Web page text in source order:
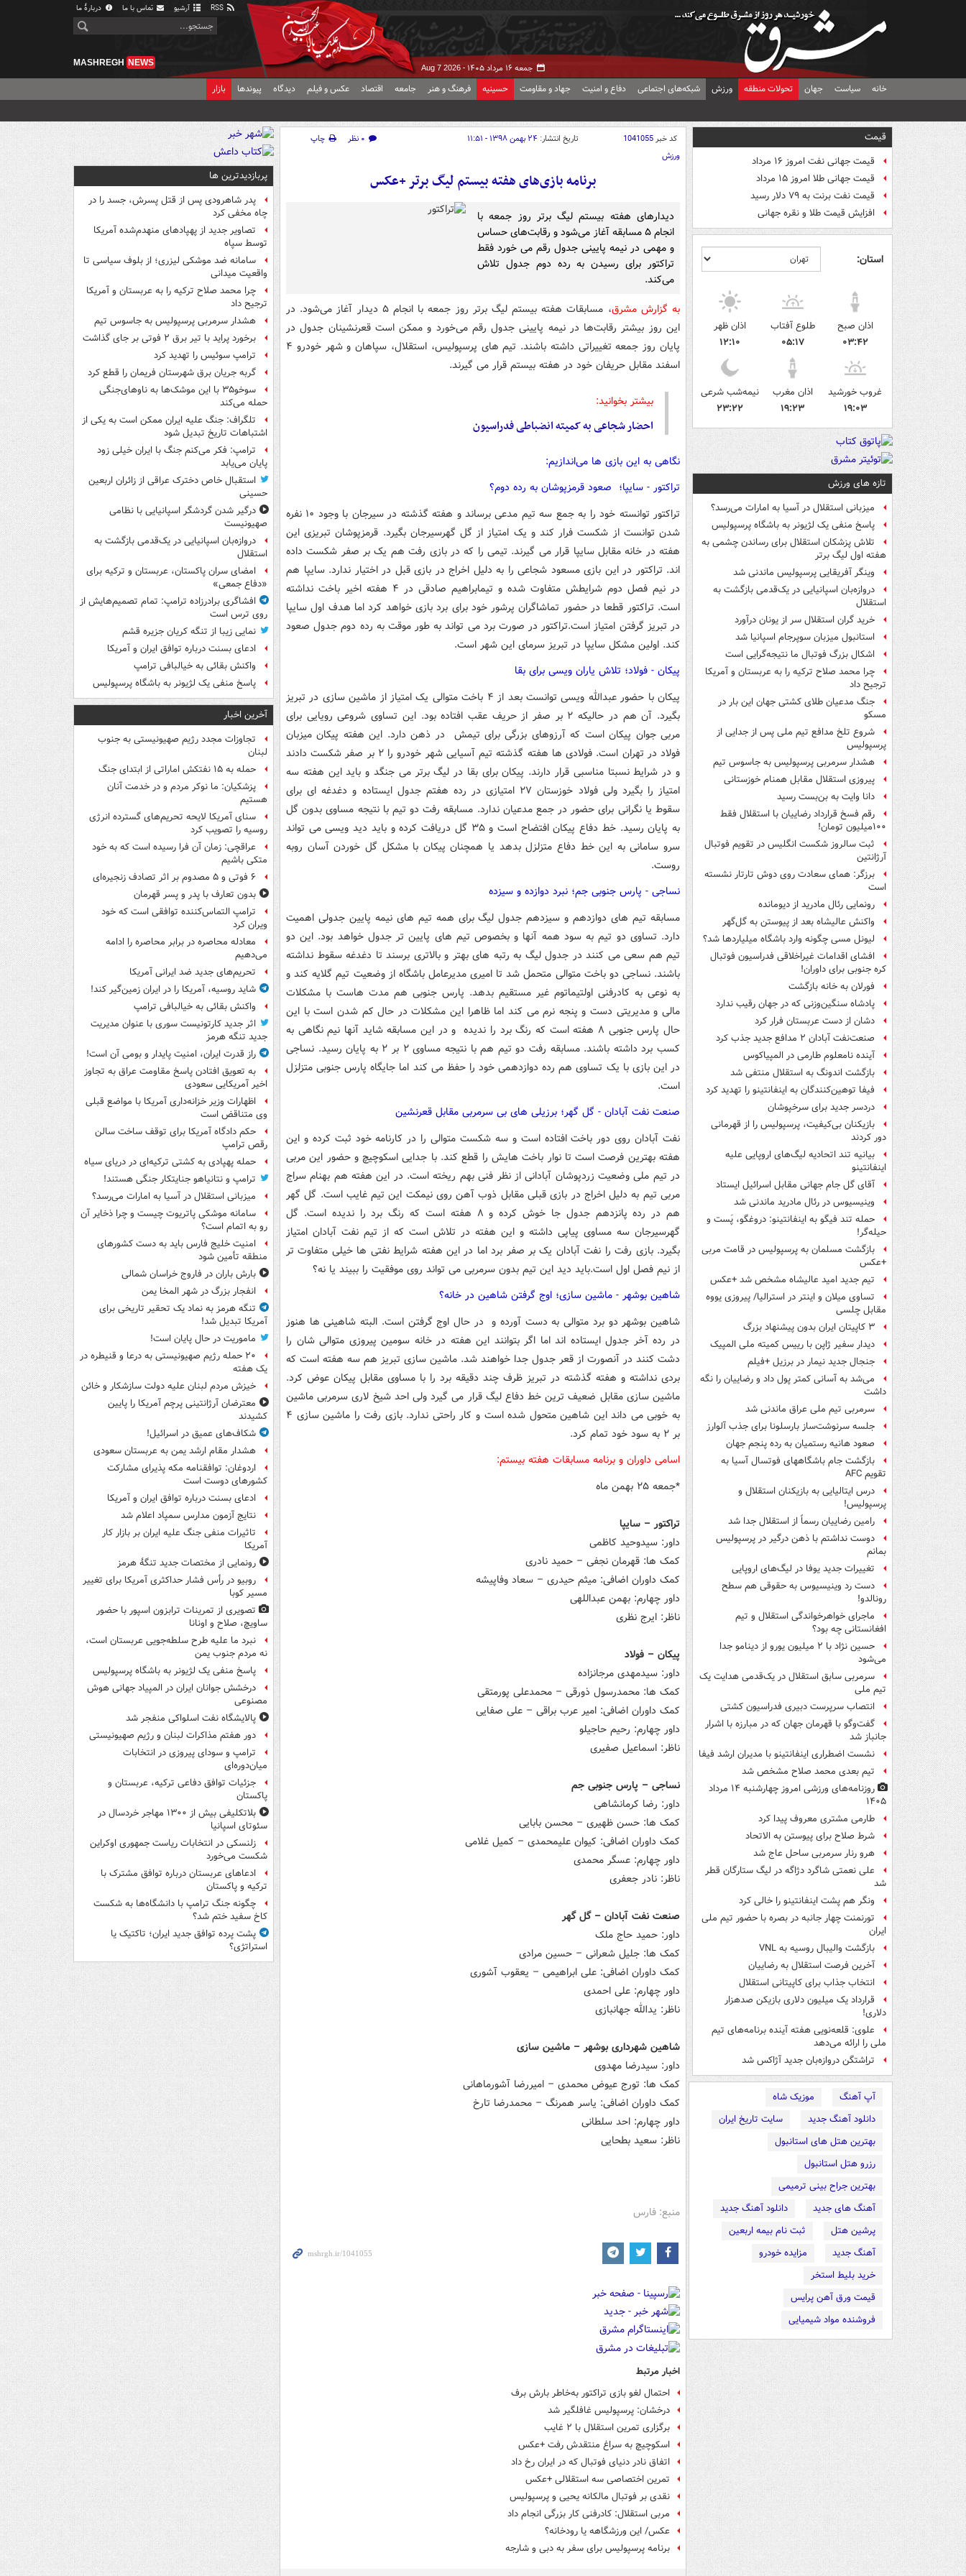
آرشیو تماس با ما دربارهٔ ما
جمعه ۱۶ مرداد ۱۴۰۵ - Aug 7 2026
MASHREGH NEWS
خانه سیاست جهان تحولات منطقه ورزش شبکه‌های اجتماعی دفاع و امنیت جهاد و مقاومت حسینیه فرهنگ و هنر جامعه اقتصاد عکس و فیلم دیدگاه پیوندها بازار
قیمت
قیمت جهانی نفت امروز ۱۶ مرداد
قیمت جهانی طلا امروز ۱۵ مرداد
قیمت نفت برنت به ۷۹ دلار رسید
افزایش قیمت طلا و نقره جهانی
استان:
اذان صبح
۰۳:۴۲
طلوع آفتاب
۰۵:۱۷
اذان ظهر
۱۲:۱۰
غروب خورشید
۱۹:۰۳
اذان مغرب
۱۹:۲۳
نیمه‌شب شرعی
۲۳:۲۲
تازه های ورزش
میزبانی استقلال در آسیا به امارات می‌رسد؟
پاسخ منفی یک لژیونر به باشگاه پرسپولیس
تلاش پزشکان استقلال برای رساندن چشمی به
هفته اول لیگ برتر
وینگر آفریقایی پرسپولیس ماندنی شد
دروازه‌بان اسپانیایی در یک‌قدمی بازگشت به
استقلال
خرید گران استقلال سر از یونان درآورد
استانبول میزبان سوپرجام اسپانیا شد
اشکال بزرگ فوتبال ما نتیجه‌گرایی است
چرا محمد صلاح ترکیه را به عربستان و آمریکا
ترجیح داد
جنگ مدعیان طلای کشتی جهان این بار در
مسکو
شروع تلخ مدافع تیم ملی پس از جدایی از
پرسپولیس
هشدار سرمربی پرسپولیس به جاسوس تیم
پیروزی استقلال مقابل همنام خوزستانی
دانا وایت به بن‌بست رسید
رقم فسخ قرارداد رضاییان با استقلال فقط
۱۰۰میلیون تومان!
ثبت سالروز شکست انگلیس در تقویم فوتبال
آرژانتین
برزگر: همای سعادت روی دوش تارتار نشسته
است
رونمایی رئال مادرید از دیومانده
واکنش عالیشاه بعد از پیوستن به گل‌گهر
لیونل مسی چگونه وارد باشگاه میلیاردها شد؟
افشای اقدامات غیراخلاقی فدراسیون فوتبال
کره جنوبی برای داوران!
فورلان به خانه بازگشت
پادشاه سنگین‌وزنی که در جهان رقیب ندارد
دشان از دست عربستان فرار کرد
صنعت‌نفت آبادان ۲ مدافع جدید جذب کرد
آینده نامعلوم طارمی در المپیاکوس
بازگشت اندونگ به استقلال منتفی شد
فیفا توهین‌کنندگان به اینفانتینو را تهدید کرد
دردسر جدید برای سرخپوشان
بازیکنان بی‌کیفیت، پرسپولیس را از قهرمانی
دور کردند
بیانیه تند اتحادیه لیگ‌های اروپایی علیه
اینفانتینو
آقای گل جام جهانی مقابل اسرائیل ایستاد
وینیسیوس در رئال مادرید ماندنی شد
حمله تند فیگو به اینفانتینو: دروغگو، پَست‌ و
حیله‌گر!
بازگشت مسلمان به پرسپولیس در قامت مربی
+عکس
تیم جدید امید عالیشاه مشخص شد +عکس
تساوی میلان و اینتر در استرالیا/ پیروزی یووه
مقابل چلسی
۳ کاپیتان ایران بدون پیشنهاد بزرگ
دیدار سفیر ژاپن با رییس کمیته ملی المپیک
جنجال جدید نیمار در برزیل +فیلم
می‌شد به آسانی کمتر پول داد و رضاییان را نگه
داشت
سرمربی تیم ملی عراق ماندنی شد
جلسه سرنوشت‌ساز بارسلونا برای جذب آلوارز
صعود هانیه رستمیان به رده پنجم جهان
بازگشت جام باشگاههای فوتسال آسیا به
تقویم AFC
درس ایتالیایی‌ به بازیکنان استقلال و
پرسپولیس!
رامین رضاییان رسماً از استقلال جدا شد
دوست نداشتم با ذهن درگیر در پرسپولیس
بمانم
تغییرات جدید یوفا در لیگ‌های اروپایی
دست رد وینیسیوس به حقوقی هم سطح
رونالدو!
ماجرای خواهرخواندگی استقلال و تیم
افغانستانی چه بود؟
حسین نژاد با ۲ میلیون یورو از دینامو جدا
می‌شود
سرمربی سابق استقلال در یک‌قدمی هدایت یک
تیم ملی
انتصاب سرپرست دبیری فدراسیون کشتی
گفت‌وگو با قهرمان جهان که در مبارزه با اشرار
جانباز شد
نشست اضطراری اینفانتینو با مدیران ارشد فیفا
تیم بعدی محمد صلاح مشخص شد
روزنامه‌های ورزشی امروز چهارشنبه ۱۴ مرداد
۱۴۰۵
طارمی مشتری معروف پیدا کرد
شرط صلاح برای پیوستن به الاتحاد
هرو رنار سرمربی ساحل عاج شد
علی نعمتی شاگرد دژاگه در لیگ ستارگان قطر
شد
ونگر هم پشت اینفانتینو را خالی کرد
تورنمنت چهار جانبه در بصره با حضور تیم ملی
ایران
بازگشت والیبال روسیه به VNL
آخرین فرصت استقلال به رضاییان
انتخاب جذاب برای کاپیتانی استقلال
قرارداد یک میلیون دلاری بازیکن صدهزار
دلاری!
علوی: قلعه‌نویی هفته آینده برنامه‌های تیم
ملی را ارائه می‌دهد
تراِشتگن دروازه‌بان جدید آژاکس شد
آپ آهنگ
موزیک شاه
دانلود آهنگ جدید
سایت تاریخ ایران
بهترین هتل های استانبول
رزرو هتل استانبول
بهترین جراح بینی ترمیمی
آهنگ های جدید
دانلود آهنگ جدید
پرشین هتل
ثبت نام بیمه اربعین
آهنگ جدید
مزایده خودرو
خرید بلیط استخر
قیمت ورق آهن پرایس
فروشنده مواد شیمیایی
کد خبر1041055 تاریخ انتشار: ۲۴ بهمن ۱۳۹۸ - ۱۱:۵۱ ۰ نظر
چاپ
ورزش
برنامه بازی‌های هفته بیستم لیگ برتر +عکس
دیدارهای هفته بیستم لیگ برتر روز جمعه با
انجام ۵ مسابقه آغاز می‌شود و رقابت‌های حساس
و مهمی در نیمه پایینی جدول رقم می خورد فقط
تراکتور برای رسیدن به رده دوم جدول تلاش
می‌کند.
به گزارش مشرق
، مسابقات هفته بیستم لیگ برتر روز جمعه با انجام ۵ دیدار آغاز می‌شود. در
این روز بیشتر رقابت‌ها در نیمه پایینی جدول رقم می‌خورد و ممکن است قعرنشینان جدول در
پایان روز جمعه تغییراتی داشته باشند. تیم های پرسپولیس، استقلال، سپاهان و شهر خودرو ۴
اسفند مقابل حریفان خود در هفته بیستم قرار می گیرند.
بیشتر بخوانید:
احضار شجاعی به کمیته انضباطی فدراسیون
نگاهی به این بازی ها می‌اندازیم:
تراکتور - سایپا؛ صعود قرمزپوشان به رده دوم؟
تراکتور توانسته خود را به جمع سه تیم مدعی برساند و هفته گذشته در سیرجان با وجود ۱۰ نفره
شدن توانست از شکست فرار کند و یک امتیاز از گل گهرسیرجان بگیرد. قرمزپوشان تبریزی این
هفته در خانه مقابل سایپا قرار می گیرند. تیمی را که در بازی رفت هم یک بر صفر شکست داده
اند. تراکتور در این بازی مسعود شجاعی را به دلیل اخراج در بازی قبل در اختیار ندارد. سایپا هم
در نیم فصل دوم شرایطش متفاوت شده و تیمابراهیم صادقی در ۴ هفته اخیر باخت نداشته
است. تراکتور قطعا در حضور تماشاگران پرشور خود برای برد بازی خواهد کرد اما هدف اول سایپا
در تبریز گرفتن امتیاز است.تراکتور در صورت برد می تواند به طور موقت به رده دوم جدول صعود
کند. اولین مشکل سایپا در تبریز سرمای این شهر است.
پیکان - فولاد؛ تلاش یاران ویسی برای بقا
پیکان با حضور عبدالله ویسی توانست بعد از ۴ باخت متوالی یک امتیاز از ماشین سازی در تبریز
بگیرد. آن هم در حالیکه ۲ بر صفر از حریف عقب افتاده بود. این تساوی شروعی رویایی برای
مربی جوان پیکان است که آرزوهای بزرگی برای تیمش در ذهن دارد. این هفته پیکان میزبان
فولاد در تهران است. فولادی ها هفته گذشته تیم آسیایی شهر خودرو را ۲ بر صفر شکست دادند
و در شرایط نسبتا مناسبی قرار دارند. پیکان برای بقا در لیگ برتر می جنگد و باید این هفته سه
امتیاز را بگیرد ولی فولاد خوزستان ۲۷ امتیازی در رده هفتم جدول ایستاده و دغدغه ای برای
سقوط یا نگرانی برای حضور در جمع مدعیان ندارد. مسابقه رفت دو تیم با نتیجه مساوی بدون گل
به پایان رسید. خط دفاع پیکان افتضاح است و ۳۵ گل دریافت کرده و باید دید ویسی می تواند
سرو سامانی به این خط دفاع متزلزل بدهد یا همچنان پیکان با مشکل گل خوردن آسان روبه
روست.
نساجی - پارس جنوبی جم؛ نبرد دوازده و سیزده
مسابقه تیم های دوازدهم و سیزدهم جدول لیگ برای همه تیم های نیمه پایین جدولی اهمیت
دارد. تساوی دو تیم به سود همه آنها و بخصوص تیم های پایین تر جدول خواهد بود. این دو
تیم هم سعی می کنند در جدول لیگ به رتبه های بهتر و بالاتری برسند تا دغدغه سقوط نداشته
باشند. نساجی دو باخت متوالی متحمل شد تا امیری مدیرعامل باشگاه از وضعیت تیم گلایه کند و
به نوعی به کادرفنی اولتیماتوم غیر مستقیم بدهد. پارس جنوبی هم مدت هاست با مشکلات
مالی و مدیریتی دست و پنجه نرم می کند اما ظاهرا این مشکلات در حال کم شدن است با این
حال پارس جنوبی ۸ هفته است که رنگ برد را ندیده و در این مسابقه شاید آنها نیم نگاهی به
کسب برد داشته باشند. مسابقه رفت دو تیم هم با نتیجه مساوی ۲ بر ۲ به پایان رسید. نساجی
در این بازی با یک تساوی هم رده دوازدهمی خود را حفظ می کند اما جایگاه پارس جنوبی متزلزل
است.
صنعت نفت آبادان - گل گهر؛ برزیلی های بی سرمربی مقابل قعرنشین
نفت آبادان روی دور باخت افتاده است و سه شکست متوالی را در کارنامه خود ثبت کرده و این
هفته بهترین فرصت است تا نوار باخت هایش را قطع کند. با جدایی اسکوچیچ و حضور این مربی
در تیم ملی وضعیت زردپوشان آبادانی از نظر فنی بهم ریخته است. در این هفته هم بهنام سراج
مربی تیم به دلیل اخراج در بازی قبلی مقابل ذوب آهن روی نیمکت این تیم غایب است. گل گهر
هم در رده پانزدهم جدول جا خوش کرده و ۸ هفته است که رنگ برد را ندیده است. گل
گهرسیرجان سه مساوی پیاپی داشته و این هفته در تلاش است که از تیم نفت آبادان امتیاز
بگیرد. بازی رفت را نفت آبادان یک بر صفر برد اما در این هفته شرایط نفتی ها خیلی متفاوت تر
از نیم فصل اول است.باید دید این تیم بدون سرمربی می تواند روی موفقیت را ببیند یا نه؟
شاهین بوشهر - ماشین سازی؛ اوج گرفتن شاهین در خانه؟
شاهین بوشهر دو برد متوالی به دست آورده و در حال اوج گرفتن است. البته شاهینی ها هنوز
در رده آخر جدول ایستاده اند اما اگر بتوانند این هفته در خانه سومین پیروزی متوالی شان را
دشت کنند در آنصورت از قعر جدول جدا خواهند شد. ماشین سازی تبریز هم سه هفته است که
بردی نداشته و هفته گذشته در تبریز ظرف چند دقیقه برد را با مساوی مقابل پیکان عوض کرد.
ماشین سازی مقابل ضعیف ترین خط دفاع لیگ قرار می گیرد ولی احد شیخ لاری سرمربی ماشین
به خوبی می داند این شاهین متحول شده است و کار راحتی ندارد. بازی رفت را ماشین سازی ۴
بر ۲ به سود خود تمام کرد.
اسامی داوران و برنامه مسابقات هفته بیستم:
*جمعه ۲۵ بهمن ماه
تراکتور – سایپا
داور: سیدوحید کاظمی
کمک ها: قهرمان نجفی – حمید نادری
کمک داوران اضافی: میثم حیدری – سعاد وفاپیشه
داور چهارم: بهمن عبداللهی
ناظر: ایرج نظری
پیکان – فولاد
داور: سیدمهدی مرجانزاده
کمک ها: محمدرسول ذورقی – محمدعلی پورمتقی
کمک داوران اضافی: امیر عرب براقی – علی صفایی
داور چهارم: رحیم حاجیلو
ناظر: اسماعیل صفیری
نساجی – پارس جنوبی جم
داور: رضا کرمانشاهی
کمک ها: حسن ظهیری – محسن بابایی
کمک داوران اضافی: کیوان علیمحمدی – کمیل غلامی
داور چهارم: عسگر محمدی
ناظر: نادر جعفری
صنعت نفت آبادان – گل گهر
داور: حمید حاج ملک
کمک ها: جلیل شعرانی – حسین مرادی
کمک داوران اضافی: علی ابراهیمی – یعقوب آشوری
داور چهارم: علی احمدی
ناظر: یدالله جهانبازی
شاهین شهرداری بوشهر – ماشین سازی
داور: سیدرضا مهدوی
کمک ها: تورج عیوض محمدی – امیررضا آشورماهانی
کمک داوران اضافی: یاسر همرنگ – محمدرضا تارخ
داور چهارم: احد سلطانی
ناظر: سعید بطحایی
منبع: فارس
اخبار مرتبط
احتمال لغو بازی تراکتور به‌خاطر بارش برف
درخشان: پرسپولیس غافلگیر شد
برگزاری تمرین استقلال با ۲ غایب
اسکوچیچ به سراغ منتقدش رفت +عکس
اتفاق نادر دنیای فوتبال که در ایران رخ داد
تمرین اختصاصی سه استقلالی +عکس
نقدی بر فوتبال مالکانه یحیی و پرسپولیس
مربی استقلال: کادرفنی کار بزرگی انجام داد
عکس/ این ورزشگاهه یا رودخانه؟
برنامه پرسپولیس برای سفر به دبی و شارجه
پربازدیدترین ها
پدر شاهرودی پس از قتل پسرش، جسد را در
چاه مخفی کرد
تصاویر جدید از پهپادهای منهدم‌شده آمریکا
توسط سپاه
سامانه ضد موشکی لیزری؛ از بلوف سیاسی تا
واقعیت میدانی
چرا محمد صلاح ترکیه را به عربستان و آمریکا
ترجیح داد
هشدار سرمربی پرسپولیس به جاسوس تیم
برخورد پراید با تیر برق ۲ فوتی بر جای گذاشت
ترامپ سوئیس را تهدید کرد
گربه جریان برق شهرستان فریمان را قطع کرد
سوخو۳۵ با این موشک‌ها به ناوهای‌جنگی
حمله می‌کند
تلگراف: جنگ علیه ایران ممکن است به یکی از
اشتباهات تاریخ تبدیل شود
ترامپ: فکر می‌کنم جنگ با ایران خیلی زود
پایان می‌یابد
استقبال خاص دخترک عراقی از زائران اربعین
حسینی
درگیر شدن گردشگر اسپانیایی با نظامی
صهیونیست
دروازه‌بان اسپانیایی در یک‌قدمی بازگشت به
استقلال
امضای سران پاکستان، عربستان و ترکیه برای
«دفاع جمعی»
افشاگری برادرزاده ترامپ: تمام تصمیم‌هایش از
روی ترس است
نمایی زیبا از تنگه کریان جزیره قشم
ادعای بسنت درباره توافق ایران و آمریکا
واکنش بقائی به خیالبافی ترامپ
پاسخ منفی یک لژیونر به باشگاه پرسپولیس
آخرین اخبار
تجاوزات مجدد رژیم صهیونیستی به جنوب
لبنان
حمله به ۱۵ نفتکش‌ اماراتی از ابتدای جنگ
پزشکیان: ما نوکر مردم و در خدمت آنان
هستیم
سنای آمریکا لایحه تحریم‌های گسترده انرژی
روسیه را تصویب کرد
عراقچی: زمان آن فرا رسیده است که به خود
متکی باشیم
۶ فوتی و ۵ مصدوم بر اثر تصادف زنجیره‌ای
بدون تعارف با پدر و پسر قهرمان
ترامپ التماس‌کننده توافقی است که خود
ویران کرد
معادله محاصره در برابر محاصره را ادامه
می‌دهیم
تحریم‌های جدید ضد ایرانی آمریکا
شاید روسیه، آمریکا را در ایران زمین‌گیر کند!
واکنش بقائی به خیالبافی ترامپ
اثر جدید کارتونیست سوری با عنوان مدیریت
جدید تنگه هرمز
راز قدرت ایران، امنیت پایدار و بومی آن است!
به تعویق افتادن پاسخ مقاومت عراق به تجاوز
اخیر آمریکایی سعودی
اظهارات وزیر خزانه‌داری آمریکا با مواضع قبلی
وی متناقض است
حکم دادگاه آمریکا برای توقف ساخت سالن
رقص ترامپ
حمله پهپادی به کشتی ترکیه‌ای در دریای سیاه
ترامپ و نتانیاهو جنایتکار جنگی هستند!
میزبانی استقلال در آسیا به امارات می‌رسد؟
سامانه موشکی پاتریوت چیست و چرا ذخایر آن
رو به اتمام است؟
امنیت خلیج فارس باید به دست کشورهای
منطقه تأمین شود
بارش باران در فاروج خراسان شمالی
انفجار بزرگ در شهر المخا یمن
تنگه هرمز به نماد یک تحقیر تاریخی برای
آمریکا تبدیل شد!
ماموریت در حال پایان است!
۲۰ حمله رژیم صهیونیستی به درعا و قنیطره در
یک هفته
خیزش مردم لبنان علیه دولت سازشکار و خائن
معترضان آرژانتینی پرچم آمریکا را پایین
کشیدند
شکاف‌های عمیق در اسرائیل!
هشدار مقام ارشد یمن به عربستان سعودی
اردوغان: توافقنامه مکه پذیرای مشارکت
کشورهای دوست است
ادعای بسنت درباره توافق ایران و آمریکا
نتایج آزمون مدارس سمپاد اعلام شد
تاثیرات منفی جنگ علیه ایران بر بازار کار
آمریکا
رونمایی از مختصات جدید تنگۀ هرمز
روبیو در رأس فشار حداکثری آمریکا برای تغییر
مسیر کوبا
تصویری از تمرینات ترابزون اسپور با حضور
ساویچ، صلاح و اونانا
نبرد ما علیه طرح سلطه‌جویی عربستان است،
نه مردم جنوب یمن
پاسخ منفی یک لژیونر به باشگاه پرسپولیس
درخشش جوانان ایران در المپیاد جهانی هوش
مصنوعی
پالایشگاه نفت اسلواکی منفجر شد
دور هفتم مذاکرات لبنان و رژیم صهیونیستی
ترامپ و سودای پیروزی در انتخابات
میان‌دوره‌ای
جزئیات توافق دفاعی ترکیه، عربستان و
پاکستان
بلاتکلیفی بیش از ۱۳۰۰ مهاجر خردسال در
سئوتای اسپانیا
زلنسکی در انتخابات ریاست جمهوری اوکراین
شکست می‌خورد
ادعاهای عربستان درباره توافق مشترک با
ترکیه و پاکستان
چگونه جنگ ترامپ با دانشگاه‌ها به شکست
کاخ سفید ختم شد؟
پشت پرده توافق جدید ایران؛ تاکتیک یا
استراتژی؟